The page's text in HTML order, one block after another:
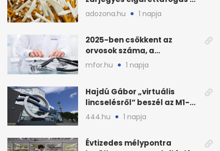
M1-esen
adozona.hu 1 napja
2025-ben csökkent az
orvosok száma, a
háziorvosokra még több
mfor.hu 1 napja
Hajdú Gábor „virtuális
lincselésről” beszél az M1-
ből kirúgása után
444.hu 1 napja
Évtizedes mélypontra